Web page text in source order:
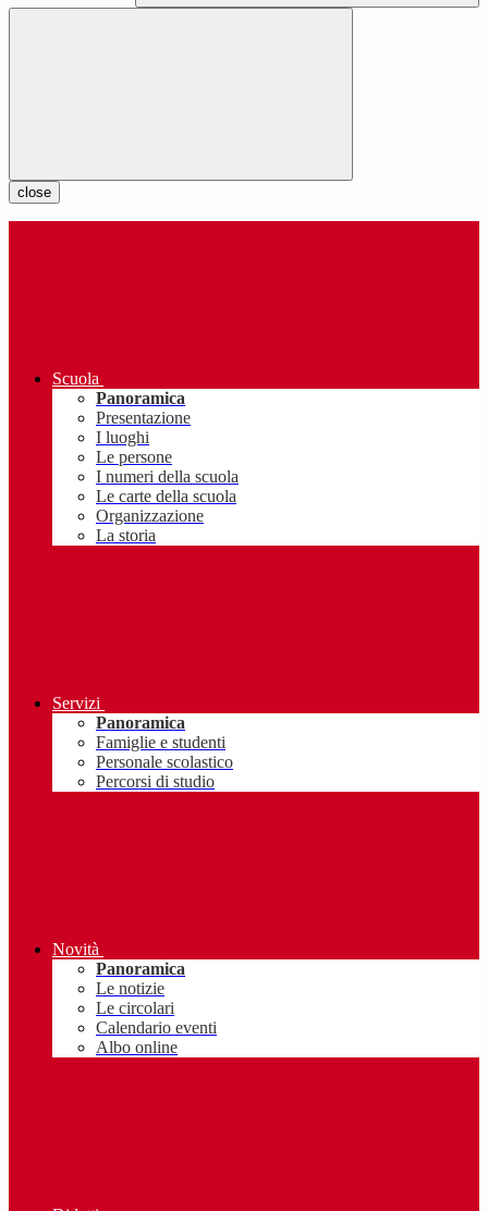
close
Scuola
Panoramica
Presentazione
I luoghi
Le persone
I numeri della scuola
Le carte della scuola
Organizzazione
La storia
Servizi
Panoramica
Famiglie e studenti
Personale scolastico
Percorsi di studio
Novità
Panoramica
Le notizie
Le circolari
Calendario eventi
Albo online